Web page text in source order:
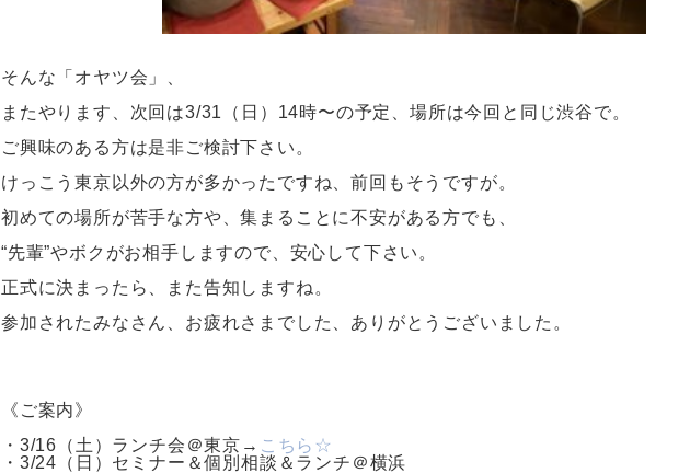
そんな「オヤツ会」、
またやります、次回は3/31（日）14時〜の予定、場所は今回と同じ渋谷で。
ご興味のある方は是非ご検討下さい。
けっこう東京以外の方が多かったですね、前回もそうですが。
初めての場所が苦手な方や、集まることに不安がある方でも、
“先輩”やボクがお相手しますので、安心して下さい。
正式に決まったら、また告知しますね。
参加されたみなさん、お疲れさまでした、ありがとうございました。
《ご案内》
・3/16（土）ランチ会＠東京→ こちら☆
・3/24（日）セミナー＆個別相談＆ランチ＠横浜